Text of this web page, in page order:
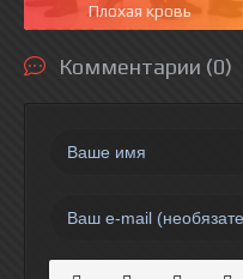
Плохая кровь
Комментарии (0)